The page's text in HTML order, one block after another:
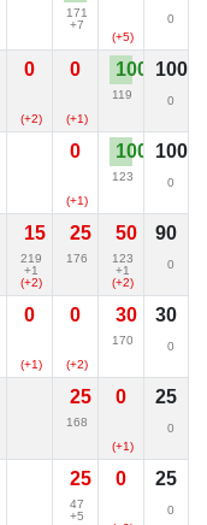
171
+7
(+5)
0
0
(+2)
0
(+1)
100
119
100
0
0
(+1)
100
123
100
0
15
219
+1
(+2)
25
176
50
123
+1
(+2)
90
0
0
(+1)
0
(+2)
30
170
30
0
25
168
0
(+1)
25
0
25
47
+5
0 25
0